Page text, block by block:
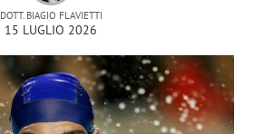
DOTT. BIAGIO FLAVIETTI
15 LUGLIO 2026